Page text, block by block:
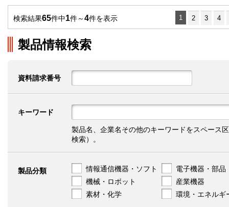
検索結果65件中1件～4件を表示 1 2 3 4
製品情報検索
資料請求番号
キーワード
製品名、企業名その他のキーワードをスペース
検索）。
製品分類 情報通信機器・ソフト
電子機器・部品
機械・ロボット
産業機器
素材・化学
環境・エネルギ